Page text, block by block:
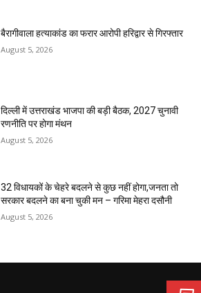
बैरागीवाला हत्याकांड का फरार आरोपी हरिद्वार से गिरफ्तार
August 5, 2026
दिल्ली में उत्तराखंड भाजपा की बड़ी बैठक, 2027 चुनावी
रणनीति पर होगा मंथन
August 5, 2026
32 विधायकों के चेहरे बदलने से कुछ नहीं होगा,जनता तो
सरकार बदलने का बना चुकी मन – गरिमा मेहरा दसौनी
August 5, 2026